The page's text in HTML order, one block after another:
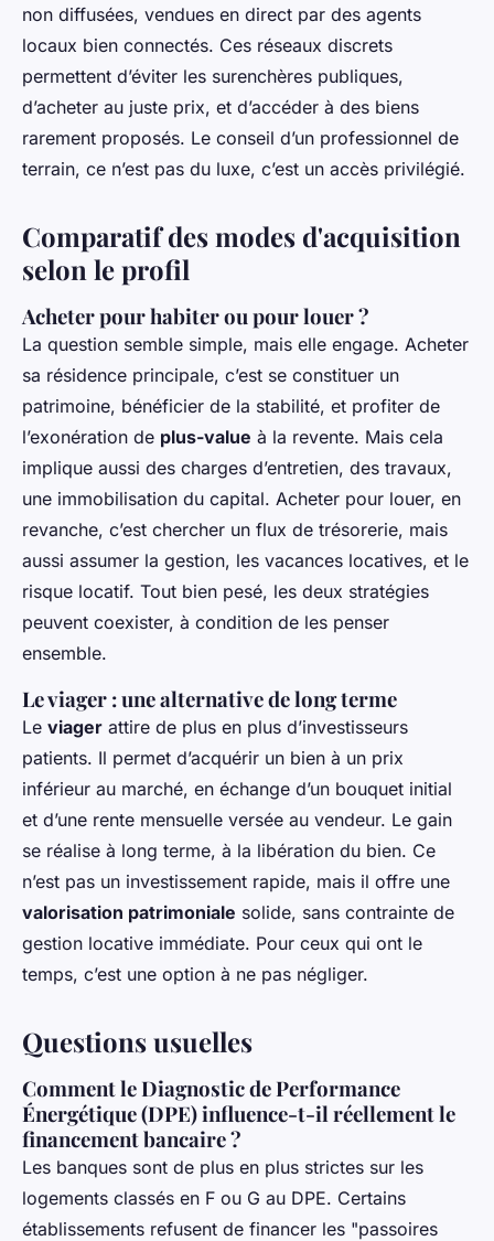
non diffusées, vendues en direct par des agents
locaux bien connectés. Ces réseaux discrets
permettent d’éviter les surenchères publiques,
d’acheter au juste prix, et d’accéder à des biens
rarement proposés. Le conseil d’un professionnel de
terrain, ce n’est pas du luxe, c’est un accès privilégié.
Comparatif des modes d'acquisition
selon le profil
Acheter pour habiter ou pour louer ?
La question semble simple, mais elle engage. Acheter
sa résidence principale, c’est se constituer un
patrimoine, bénéficier de la stabilité, et profiter de
l’exonération de plus-value à la revente. Mais cela
implique aussi des charges d’entretien, des travaux,
une immobilisation du capital. Acheter pour louer, en
revanche, c’est chercher un flux de trésorerie, mais
aussi assumer la gestion, les vacances locatives, et le
risque locatif. Tout bien pesé, les deux stratégies
peuvent coexister, à condition de les penser
ensemble.
Le viager : une alternative de long terme
Le viager attire de plus en plus d’investisseurs
patients. Il permet d’acquérir un bien à un prix
inférieur au marché, en échange d’un bouquet initial
et d’une rente mensuelle versée au vendeur. Le gain
se réalise à long terme, à la libération du bien. Ce
n’est pas un investissement rapide, mais il offre une
valorisation patrimoniale solide, sans contrainte de
gestion locative immédiate. Pour ceux qui ont le
temps, c’est une option à ne pas négliger.
Questions usuelles
Comment le Diagnostic de Performance
Énergétique (DPE) influence-t-il réellement le
financement bancaire ?
Les banques sont de plus en plus strictes sur les
logements classés en F ou G au DPE. Certains
établissements refusent de financer les "passoires